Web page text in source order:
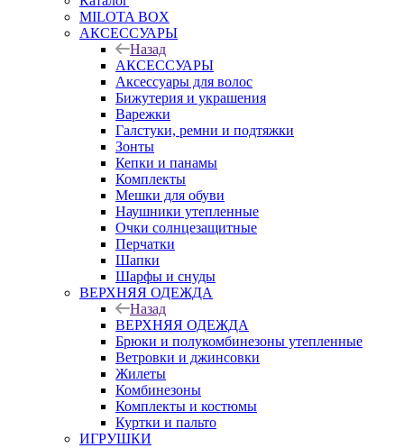
MILOTA BOX
АКСЕССУАРЫ
Назад
АКСЕССУАРЫ
Аксессуары для волос
Бижутерия и украшения
Варежки
Галстуки, ремни и подтяжки
Зонты
Кепки и панамы
Комплекты
Мешки для обуви
Наушники утепленные
Очки солнцезащитные
Перчатки
Шапки
Шарфы и снуды
ВЕРХНЯЯ ОДЕЖДА
Назад
ВЕРХНЯЯ ОДЕЖДА
Брюки и полукомбинезоны утепленные
Ветровки и джинсовки
Жилеты
Комбинезоны
Комплекты и костюмы
Куртки и пальто
ИГРУШКИ